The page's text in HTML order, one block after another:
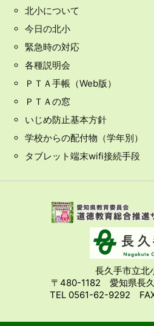
北小について
今日の北小
緊急時の対応
各種説明会
ＰＴＡ手帳（Web版）
ＰＴＡの窓
いじめ防止基本方針
学校からの配付物（学年別）
タブレット端末wifi接続手段
長久手市立北
〒480-1182 愛知県長
TEL 0561-62-9292